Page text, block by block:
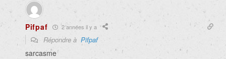
Pifpaf 2 années il y a
Répondre à Pifpaf
sarcasme